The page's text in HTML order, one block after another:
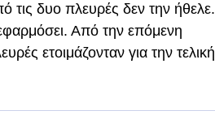
τις δυο πλευρές δεν την ήθελε.
Από την επόμενη
ετοιμάζονταν για την τελική